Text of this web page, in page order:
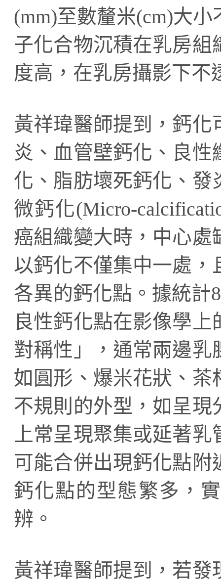
(mm)至數釐米(cm)大
子化合物沉積在乳房
度高，在乳房攝影下不
黃祥瑋醫師提到，鈣
炎、血管壁鈣化、良
化、脂肪壞死鈣化、
微鈣化(Micro-
癌組織變大時，中心
以鈣化不僅集中一處
各異的鈣化點。據統計
良性鈣化點在影像學
對稱性」，通常兩邊
如圓形、爆米花狀、
不規則的外型，如呈
上常呈現聚集或延著
可能合併出現鈣化點
鈣化點的型態繁多，
辨。
黃祥瑋醫師提到，若